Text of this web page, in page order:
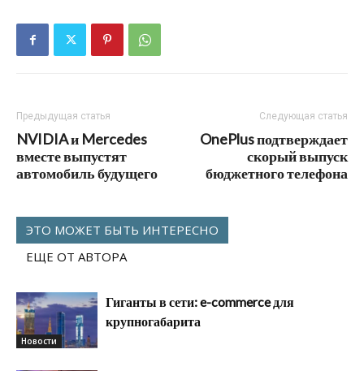
Предыдущая статья
NVIDIA и Mercedes
вместе выпустят
автомобиль будущего
Следующая статья
OnePlus подтверждает
скорый выпуск
бюджетного телефона
ЭТО МОЖЕТ БЫТЬ ИНТЕРЕСНО
ЕЩЕ ОТ АВТОРА
Новости
Гиганты в сети: e-commerce для
крупногабарита